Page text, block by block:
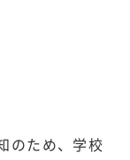
のため、学校